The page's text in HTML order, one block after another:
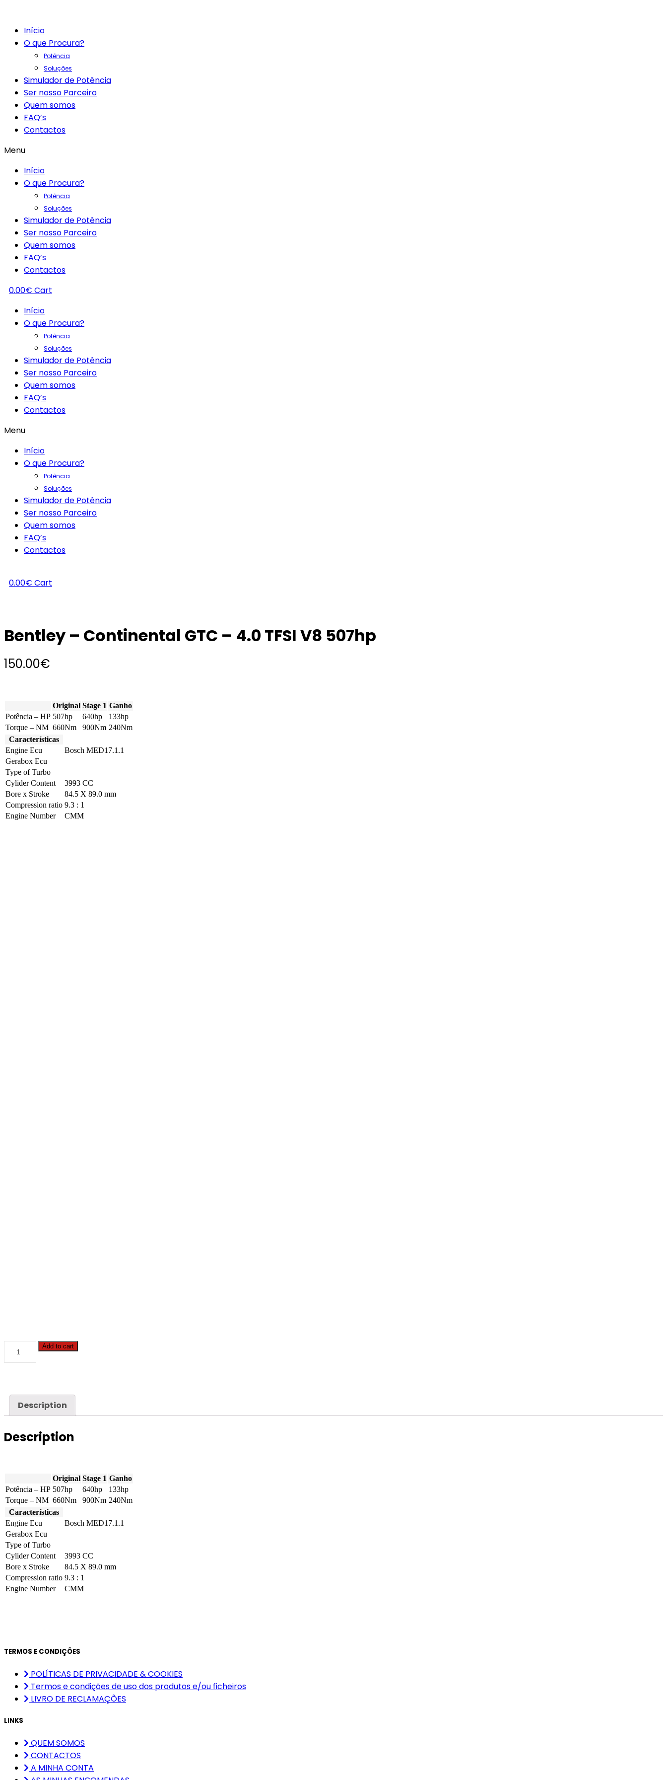
Início
O que Procura?
Potência
Soluções
Simulador de Potência
Ser nosso Parceiro
Quem somos
FAQ’s
Contactos
Menu
Início
O que Procura?
Potência
Soluções
Simulador de Potência
Ser nosso Parceiro
Quem somos
FAQ’s
Contactos
0.00€ Cart
Início
O que Procura?
Potência
Soluções
Simulador de Potência
Ser nosso Parceiro
Quem somos
FAQ’s
Contactos
Menu
Início
O que Procura?
Potência
Soluções
Simulador de Potência
Ser nosso Parceiro
Quem somos
FAQ’s
Contactos
0.00€ Cart
Bentley – Continental GTC – 4.0 TFSI V8 507hp
150.00€
Original Stage 1 Ganho
Potência – HP 507hp 640hp
133hp
Torque – NM 660Nm 900Nm 240Nm
Características
Engine Ecu
Bosch MED17.1.1
Gerabox Ecu
Type of Turbo
Cylider Content
3993 CC
Bore x Stroke
84.5 X 89.0 mm
Compression ratio 9.3 : 1
Engine Number
CMM
Continental
TFSI
507hp
Add to cart
Description
Description
Original Stage 1 Ganho
Potência – HP 507hp 640hp
133hp
Torque – NM 660Nm 900Nm 240Nm
Características
Engine Ecu
Bosch MED17.1.1
Gerabox Ecu
Type of Turbo
Cylider Content
3993 CC
Bore x Stroke
84.5 X 89.0 mm
Compression ratio 9.3 : 1
Engine Number
CMM
TERMOS E CONDIÇÕES
POLÍTICAS DE PRIVACIDADE & COOKIES
Termos e condições de uso dos produtos e/ou ficheiros
LIVRO DE RECLAMAÇÕES
LINKS
QUEM SOMOS
CONTACTOS
A MINHA CONTA